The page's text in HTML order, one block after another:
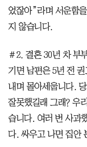
었잖아”라며 서운함
지 않습니다.
＃2. 결혼 30년 차 부
기면 남편은 5년 전
내며 몰아세웁니다.
잘못했길래 그래? 우
습니다. 여러 번 사과
다. 싸우고 나면 집안